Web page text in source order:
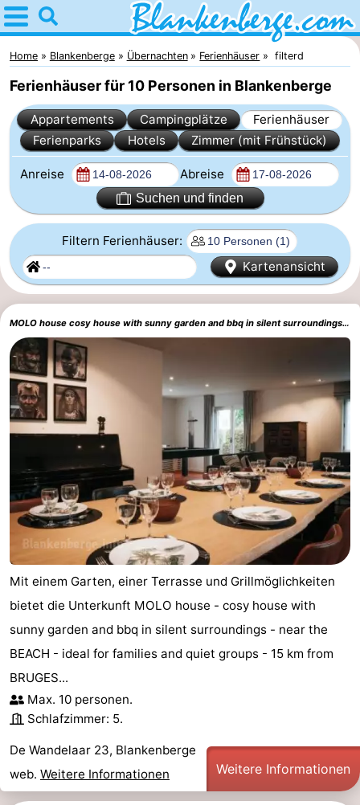
Home
Blankenberge
Tipps
Für
Übernachten
Appartements
-
Holiday
Suites
Zeebrugge
-
Residentie
Green
Garden
-
Seaside
Blankenberge
Campingplätze
Ferienhäuser
-
Blankenberger
Duinen
Center
Parcs
De
Haan
Hotels
Zimmer
(mit
Frühstück)
Lastminutes
Strand
Sehen
&
-
Denkmäler
-
Home Blankenberge Übernachten Ferienhäuser filterd
Ferienhäuser für 10 Personen in Blankenberge
Appartements Campingplätze
Ferienhäuser
Ferienparks
Hotels Zimmer (mit Frühstück)
Anreise Abreise
Suchen und finden
Filtern Ferienhäuser:
Kartenansicht
MOLO house cosy house with sunny garden and bbq in silent surroundings near the BEACH ideal for families and quiet groups 15 km from BRUGES
Mit einem Garten, einer Terrasse und Grillmöglichkeiten
bietet die Unterkunft MOLO house - cosy house with
sunny garden and bbq in silent surroundings - near the
BEACH - ideal for families and quiet groups - 15 km from
BRUGES...
Max. 10 personen.
Schlafzimmer: 5.
De Wandelaar 23, Blankenberge
web. Weitere Informationen Weitere Informationen